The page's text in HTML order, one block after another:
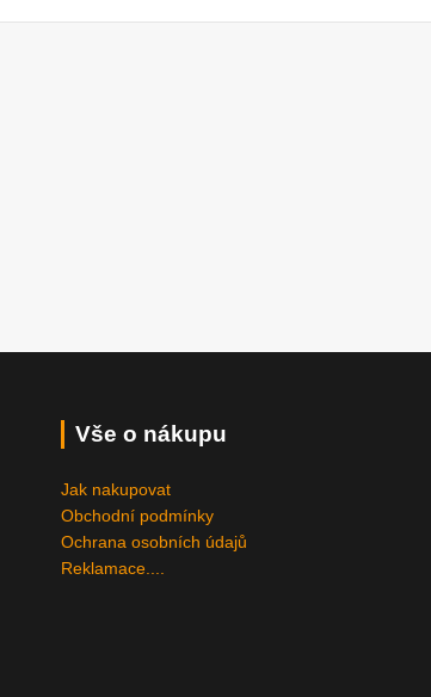
Vše o nákupu
Jak nakupovat
Obchodní podmínky
Ochrana osobních údajů
Reklamace....